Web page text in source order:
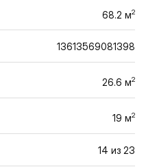
68.2 м2
13613569081398
26.6 м2
19 м2
14 из 23